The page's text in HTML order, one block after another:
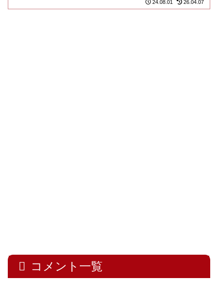
場の気さくな和菓子屋さんなの...
24.08.01 26.04.07
コメント一覧